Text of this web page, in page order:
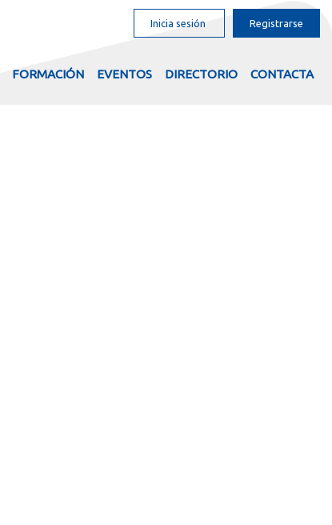
Inicia sesión Registrarse
FORMACIÓN EVENTOS DIRECTORIO CONTACTA